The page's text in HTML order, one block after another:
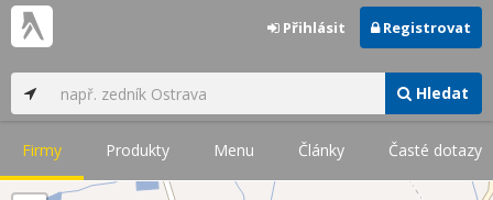
Hledat
Přihlásit Registrovat
Firmy Produkty Menu Články Časté dotazy